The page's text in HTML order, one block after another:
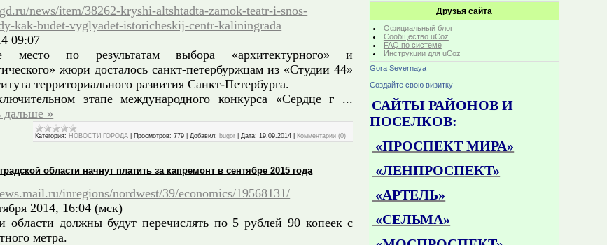
news/item/38262-kryshi-altshtadta-zamok-teatr-i-snos-
kak-budet-vyglyadet-istoricheskij-centr-kaliningrada
09:07
место по результатам выбора «архитектурного» и
жюри досталось санкт-петербуржцам из «Студии 44»
территориального развития Санкт-Петербурга.
этапе международного конкурса «Сердце г ...
дальше »
Категория: НОВОСТИ ГОРОДА Просмотров: 779 |Добавил: bugor |Дата: 19.09.2014 Комментарии (0)
области начнут платить за капремонт в сентябре 2015 года
inregions/nordwest/39/economics/19568131/
2014, 16:04 (мск)
области должны будут перечислять по 5 рублей 90 копеек с
метра.
Друзья сайта
Официальный блог
Сообщество uCoz
FAQ по системе
Инструкции для uCoz
Gora Severnaya
Создайте свою визитку
САЙТЫ РАЙОНОВ И
ПОСЕЛКОВ:
«ПРОСПЕКТ МИРА»
«ЛЕНПРОСПЕКТ»
«АРТЕЛЬ»
«СЕЛЬМА»